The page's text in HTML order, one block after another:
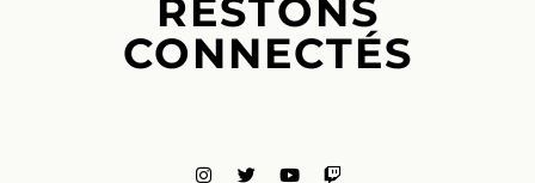
RESTONS
CONNECTÉS